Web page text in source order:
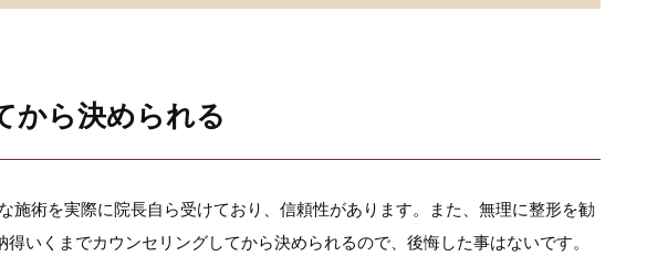
から決められる
術を実際に院長自ら受けており、信頼性があります。また、無理に整形を勧
いくまでカウンセリングしてから決められるので、後悔した事はないです。